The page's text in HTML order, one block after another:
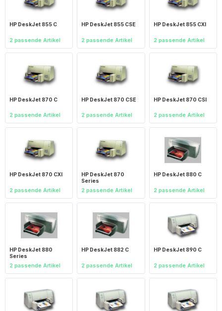
HP DeskJet 855 C
2 passende Artikel
HP DeskJet 855 CSE
2 passende Artikel
HP DeskJet 855 CXI
2 passende Artikel
HP DeskJet 870 C
2 passende Artikel
HP DeskJet 870 CSE
2 passende Artikel
HP DeskJet 870 CSI
2 passende Artikel
HP DeskJet 870 CXI
2 passende Artikel
HP DeskJet 870
Series
2 passende Artikel
HP DeskJet 880 C
2 passende Artikel
HP DeskJet 880
Series
2 passende Artikel
HP DeskJet 882 C
2 passende Artikel
HP DeskJet 890 C
2 passende Artikel